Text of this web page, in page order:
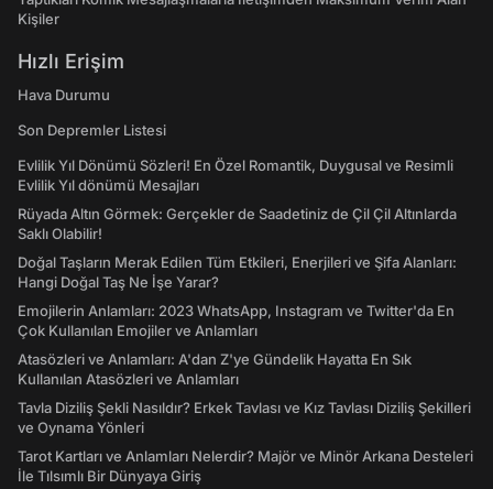
Kişiler
Hızlı Erişim
Hava Durumu
Son Depremler Listesi
Evlilik Yıl Dönümü Sözleri! En Özel Romantik, Duygusal ve Resimli
Evlilik Yıl dönümü Mesajları
Rüyada Altın Görmek: Gerçekler de Saadetiniz de Çil Çil Altınlarda
Saklı Olabilir!
Doğal Taşların Merak Edilen Tüm Etkileri, Enerjileri ve Şifa Alanları:
Hangi Doğal Taş Ne İşe Yarar?
Emojilerin Anlamları: 2023 WhatsApp, Instagram ve Twitter'da En
Çok Kullanılan Emojiler ve Anlamları
Atasözleri ve Anlamları: A'dan Z'ye Gündelik Hayatta En Sık
Kullanılan Atasözleri ve Anlamları
Tavla Diziliş Şekli Nasıldır? Erkek Tavlası ve Kız Tavlası Diziliş Şekilleri
ve Oynama Yönleri
Tarot Kartları ve Anlamları Nelerdir? Majör ve Minör Arkana Desteleri
İle Tılsımlı Bir Dünyaya Giriş